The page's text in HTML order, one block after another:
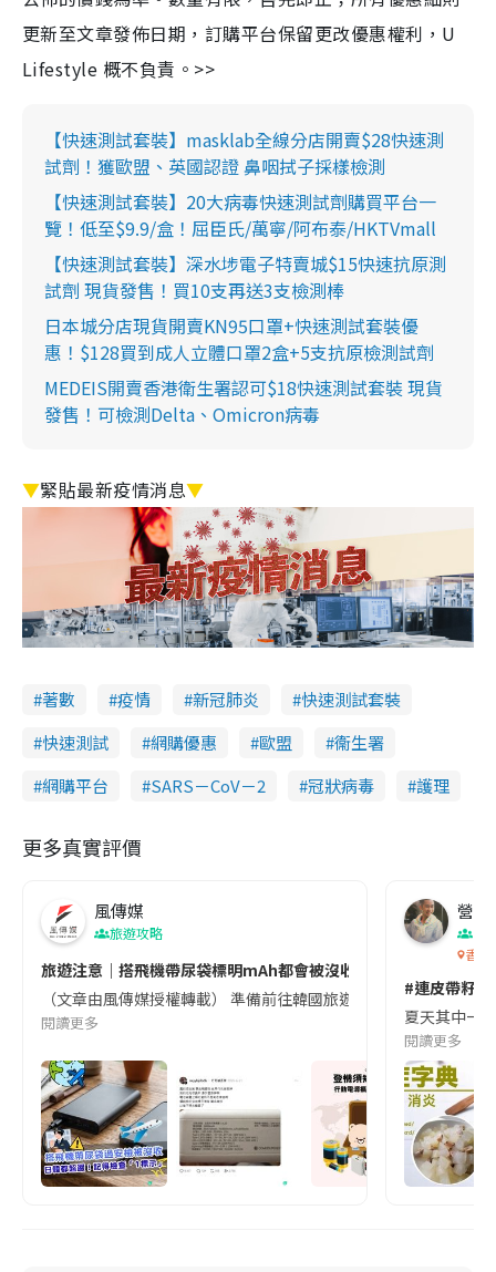
更新至文章發佈日期，訂購平台保留更改優惠權利，U
Lifestyle 概不負責。>>
【快速測試套裝】masklab全線分店開賣$28快速測
試劑！獲歐盟、英國認證 鼻咽拭子採樣檢測
【快速測試套裝】20大病毒快速測試劑購買平台一
覽！低至$9.9/盒！屈臣氏/萬寧/阿布泰/HKTVmall
【快速測試套裝】深水埗電子特賣城$15快速抗原測
試劑 現貨發售！買10支再送3支檢測棒
日本城分店現貨開賣KN95口罩+快速測試套裝優
惠！$128買到成人立體口罩2盒+5支抗原檢測試劑
MEDEIS開賣香港衛生署認可$18快速測試套裝 現貨
發售！可檢測Delta、Omicron病毒
▼緊貼最新疫情消息▼
著數 疫情 新冠肺炎
快速測試套裝
快速測試
網購優惠 歐盟
衞生署
網購平台
SARS－CoV－2 冠狀病毒 護理
更多真實評價
風傳媒
旅遊攻略
旅遊注意｜搭飛機帶尿袋標明mAh都會被沒收😱出發前切記檢查
（文章由風傳媒授權轉載） 準備前往韓國旅遊的民眾，近期要
閱讀更多
營養
香港
#連皮帶籽
夏天其中一
閱讀更多